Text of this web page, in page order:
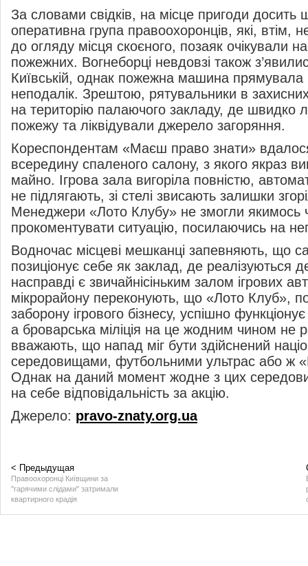
За словами свідків, на місце пригоди досить
оперативна група правоохоронців, які, втім,
до огляду місця скоєного, позаяк очікували
пожежних. Вогнеборці невдовзі також
Київській, однак пожежна машина прямувала
неподалік. Зрештою, рятувальники в
на територію палаючого закладу, де швидко
пожежу та ліквідували джерело загоряння.
Кореспондентам «Маєш право знати»
всередину спаленого салону, з якого якраз
майно. Ігрова зала вигоріла повністю,
не підлягають, зі стелі звисають залишки
Менеджери «Лото Клубу» не змогли якимось
прокоментувати ситуацію, посилаючись на
Водночас місцеві мешканці запевняють, що
позиціонує себе як заклад, де реалізуються
насправді є звичайнісіньким залом ігрових
мікрорайону переконують, що «Лото Клуб»,
заборону ігрового бізнесу, успішно
а броварська міліція на це жодним чином не
вважають, що напад міг бути здійснений
середовищами, футбольними ультрас або ж
Однак на даний момент жодне з цих
на себе відповідальність за акцію.
Джерело: pravo-znaty.org.ua
< Предыдущая
Правоохоронці Київщини за
"гарячими слідами" затримали
квартирного крадія